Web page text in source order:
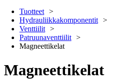
Tuotteet
Hydrauliikkakomponentit
Venttiilit
Patruunaventtiilit
Magneettikelat
Magneettikelat